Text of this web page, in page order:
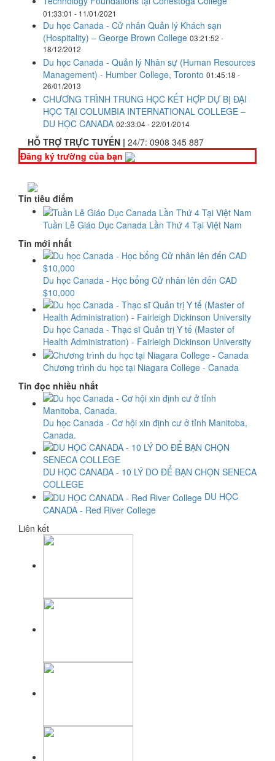
01:33:01 - 11/01/2021
Du học Canada - Cử nhân Quản lý Khách sạn
(Hospitality) – George Brown College 03:21:52 -
18/12/2012
Du học Canada - Quản lý Nhân sự (Human Resources
Management) - Humber College, Toronto 01:45:18 -
26/01/2013
CHƯƠNG TRÌNH TRUNG HỌC KẾT HỢP DỰ BỊ ĐẠI
HỌC TẠI COLUMBIA INTERNATIONAL COLLEGE –
DU HỌC CANADA 02:33:04 - 22/01/2014
HỖ TRỢ TRỰC TUYẾN | 24/7: 0908 345 887
Đăng ký trường của bạn
Tin tiêu điểm
Tuần Lễ Giáo Dục Canada Lần Thứ 4 Tại Việt Nam
Tin mới nhất
Du học Canada - Học bổng Cử nhân lên đến CAD
$10,000
Du học Canada - Thạc sĩ Quản trị Y tế (Master of
Health Administration) - Fairleigh Dickinson University
Chương trình du học tại Niagara College - Canada
Tin đọc nhiều nhất
Du học Canada - Cơ hội xin định cư ở tỉnh Manitoba,
Canada.
DU HỌC CANADA - 10 LÝ DO ĐỂ BẠN CHỌN SENECA
COLLEGE
DU HỌC
CANADA - Red River College
Liên kết